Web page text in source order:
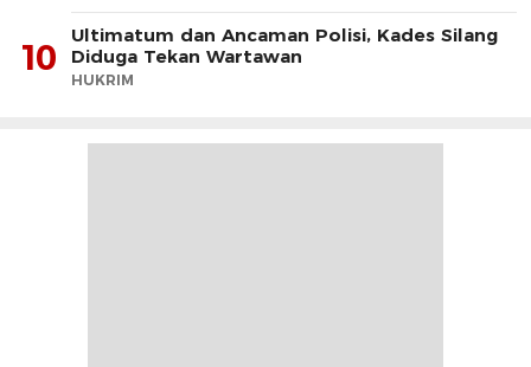
10
Ultimatum dan Ancaman Polisi, Kades Silang
Diduga Tekan Wartawan
HUKRIM